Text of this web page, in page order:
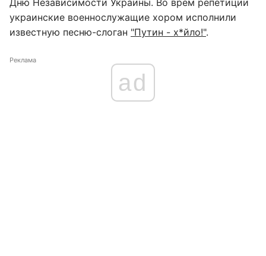
Дню Независимости Украины. Во врем репетиции
украинские военнослужащие хором исполнили
известную песню-слоган "Путин - х*йло!".
Реклама
ad